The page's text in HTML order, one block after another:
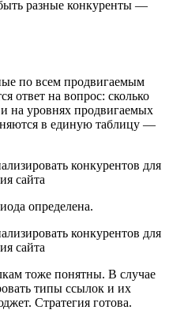
разные конкуренты —
по всем продвигаемым
ответ на вопрос: сколько
на уровнях продвигаемых
в единую таблицу —
определена.
тоже понятны. В случае
типы ссылок и их
Стратегия готова.